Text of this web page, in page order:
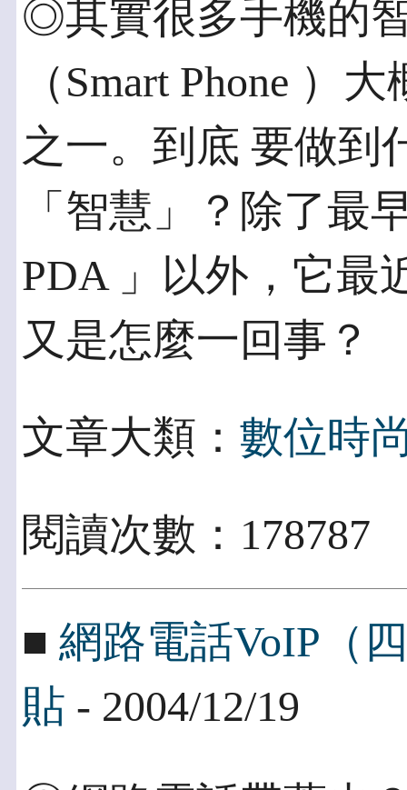
◎其實很多手機的
（Smart Phone ）
之一。到底 要做到
「智慧」？除了最
PDA 」以外，它最
又是怎麼一回事？
文章大類： 數位時
閱讀次數：
■ 網路電話VoIP（
貼 - 2004/12/19